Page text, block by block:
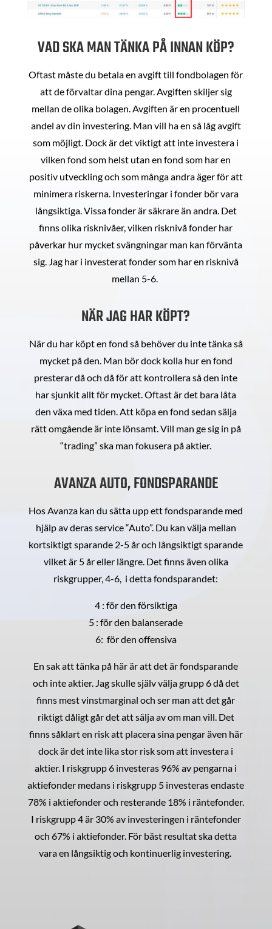
VAD SKA MAN TÄNKA PÅ INNAN KÖP?
Oftast måste du betala en avgift till fondbolagen för
att de förvaltar dina pengar. Avgiften skiljer sig
mellan de olika bolagen. Avgiften är en procentuell
andel av din investering. Man vill ha en så låg avgift
som möjligt. Dock är det viktigt att inte investera i
vilken fond som helst utan en fond som har en
positiv utveckling och som många andra äger för att
minimera riskerna. Investeringar i fonder bör vara
långsiktiga. Vissa fonder är säkrare än andra. Det
finns olika risknivåer, vilken risknivå fonder har
påverkar hur mycket svängningar man kan förvänta
sig. Jag har i investerat fonder som har en risknivå
mellan 5-6.
NÄR JAG HAR KÖPT?
När du har köpt en fond så behöver du inte tänka så
mycket på den. Man bör dock kolla hur en fond
presterar då och då för att kontrollera så den inte
har sjunkit allt för mycket. Oftast är det bara låta
den växa med tiden. Att köpa en fond sedan sälja
rätt omgående är inte lönsamt. Vill man ge sig in på
“trading” ska man fokusera på aktier.
AVANZA AUTO, FONDSPARANDE
Hos Avanza kan du sätta upp ett fondsparande med
hjälp av deras service “Auto”. Du kan välja mellan
kortsiktigt sparande 2-5 år och långsiktigt sparande
vilket är 5 år eller längre. Det finns även olika
riskgrupper, 4-6, i detta fondsparandet:
4 : för den försiktiga
5 : för den balanserade
6: för den offensiva
En sak att tänka på här är att det är fondsparande
och inte aktier. Jag skulle själv välja grupp 6 då det
finns mest vinstmarginal och ser man att det går
riktigt dåligt går det att sälja av om man vill. Det
finns såklart en risk att placera sina pengar även här
dock är det inte lika stor risk som att investera i
aktier. I riskgrupp 6 investeras 96% av pengarna i
aktiefonder medans i riskgrupp 5 investeras endaste
78% i aktiefonder och resterande 18% i räntefonder.
I riskgrupp 4 är 30% av investeringen i räntefonder
och 67% i aktiefonder. För bäst resultat ska detta
vara en långsiktig och kontinuerlig investering.